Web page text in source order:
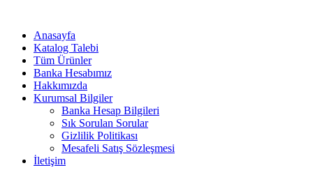
Anasayfa
Katalog Talebi
Tüm Ürünler
Banka Hesabımız
Hakkımızda
Kurumsal Bilgiler
Banka Hesap Bilgileri
Sık Sorulan Sorular
Gizlilik Politikası
Mesafeli Satış Sözleşmesi
İletişim